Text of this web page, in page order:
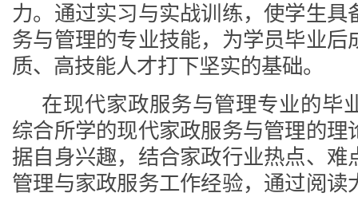
力。通过实习与实战训练，使学生具
务与管理的专业技能，为学员毕业后
质、高技能人才打下坚实的基础。
在现代家政服务与管理专业的毕
综合所学的现代家政服务与管理的理
据自身兴趣，结合家政行业热点、难
管理与家政服务工作经验，通过阅读